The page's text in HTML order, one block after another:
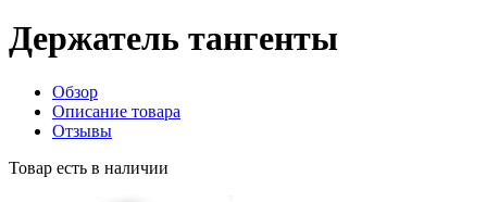
Держатель тангенты
Обзор
Описание товара
Отзывы
Товар есть в наличии